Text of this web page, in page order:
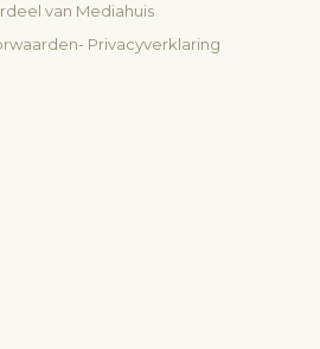
van Mediahuis
- Privacyverklaring